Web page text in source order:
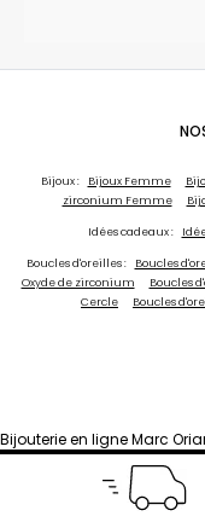
Bijoux : Bijoux Femme
zirconium Femme
Idées cadeaux :
Boucles d'oreilles : Boucles
Oxyde de zirconium
Boucles
Cercle
Boucles
Bijouterie en ligne Marc